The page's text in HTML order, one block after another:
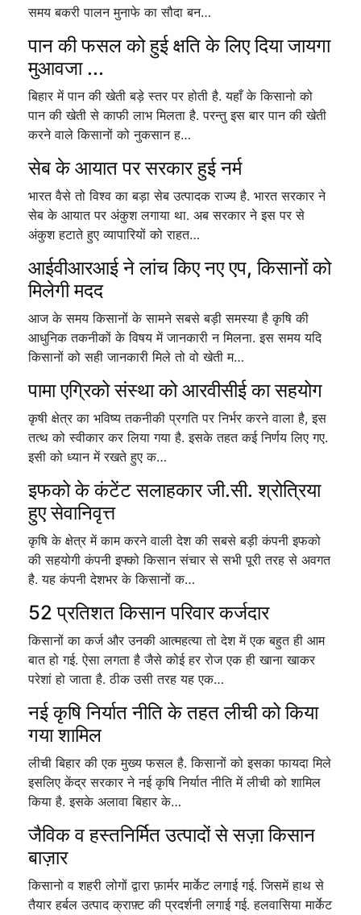
समय बकरी पालन मुनाफे का सौदा बन…
पान की फसल को हुई क्षति के लिए दिया जायगा
मुआवजा ...
बिहार में पान की खेती बड़े स्तर पर होती है. यहाँ के किसानो को
पान की खेती से काफी लाभ मिलता है. परन्तु इस बार पान की खेती
करने वाले किसानों को नुकसान ह…
सेब के आयात पर सरकार हुई नर्म
भारत वैसे तो विश्व का बड़ा सेब उत्पादक राज्य है. भारत सरकार ने
सेब के आयात पर अंकुश लगाया था. अब सरकार ने इस पर से
अंकुश हटाते हुए व्यापारियों को राहत…
आईवीआरआई ने लांच किए नए एप, किसानों को
मिलेगी मदद
आज के समय किसानों के सामने सबसे बड़ी समस्या है कृषि की
आधुनिक तकनीकों के विषय में जानकारी न मिलना. इस समय यदि
किसानों को सही जानकारी मिले तो वो खेती म…
पामा एग्रिको संस्था को आरवीसीई का सहयोग
कृषी क्षेत्र का भविष्य तकनीकी प्रगति पर निर्भर करने वाला है, इस
तत्थ को स्वीकार कर लिया गया है. इसके तहत कई निर्णय लिए गए.
इसी को ध्यान में रखते हुए क…
इफको के कंटेंट सलाहकार जी.सी. श्रोत्रिया
हुए सेवानिवृत्त
कृषि के क्षेत्र में काम करने वाली देश की सबसे बड़ी कंपनी इफको
की सहयोगी कंपनी इफ्को किसान संचार से सभी पूरी तरह से अवगत
है. यह कंपनी देशभर के किसानों क…
52 प्रतिशत किसान परिवार कर्जदार
किसानों का कर्ज और उनकी आत्महत्या तो देश में एक बहुत ही आम
बात हो गई. ऐसा लगता है जैसे कोई हर रोज एक ही खाना खाकर
परेशां हो जाता है. ठीक उसी तरह यह एक…
नई कृषि निर्यात नीति के तहत लीची को किया
गया शामिल
लीची बिहार की एक मुख्य फसल है. किसानों को इसका फायदा मिले
इसलिए केंद्र सरकार ने नई कृषि निर्यात नीति में लीची को शामिल
किया है. इसके अलावा बिहार के…
जैविक व हस्तनिर्मित उत्पादों से सज़ा किसान
बाज़ार
किसानो व शहरी लोगों द्वारा फ़ार्मर मार्केट लगाई गई. जिसमें हाथ से
तैयार हर्बल उत्पाद क्राफ़्ट की प्रदर्शनी लगाई गई. हलवासिया मार्केट